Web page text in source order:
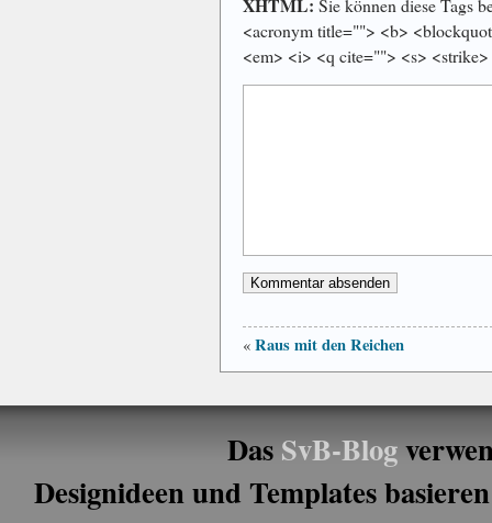
Sie können diese Tags
<acronym title=""> <b>
<em> <i> <q cite=""> <s>
« Raus mit den Reichen
DasSvB-Blog
Designideen und Templates